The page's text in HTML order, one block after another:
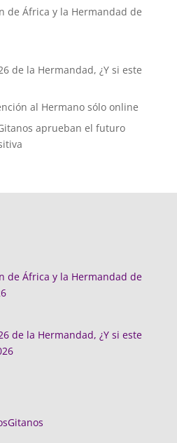
de África y la Hermandad de
de la Hermandad, ¿Y si este
al Hermano sólo online
aprueban el futuro
de África y la Hermandad de
de la Hermandad, ¿Y si este